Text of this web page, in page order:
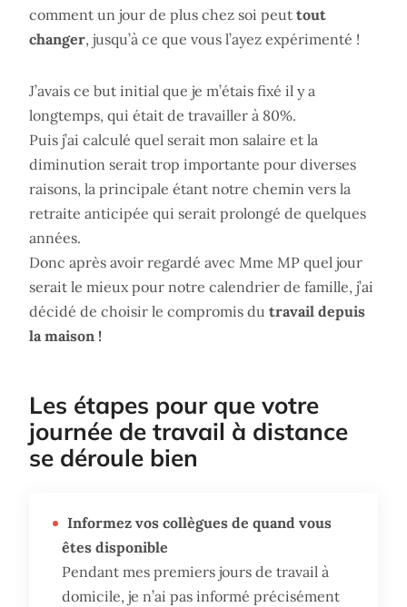
comment un jour de plus chez soi peut tout
changer, jusqu’à ce que vous l’ayez expérimenté !
J’avais ce but initial que je m’étais fixé il y a
longtemps, qui était de travailler à 80%.
Puis j’ai calculé quel serait mon salaire et la
diminution serait trop importante pour diverses
raisons, la principale étant notre chemin vers la
retraite anticipée qui serait prolongé de quelques
années.
Donc après avoir regardé avec Mme MP quel jour
serait le mieux pour notre calendrier de famille, j’ai
décidé de choisir le compromis du travail depuis
la maison !
Les étapes pour que votre
journée de travail à distance
se déroule bien
Informez vos collègues de quand vous
êtes disponible
Pendant mes premiers jours de travail à
domicile, je n’ai pas informé précisément